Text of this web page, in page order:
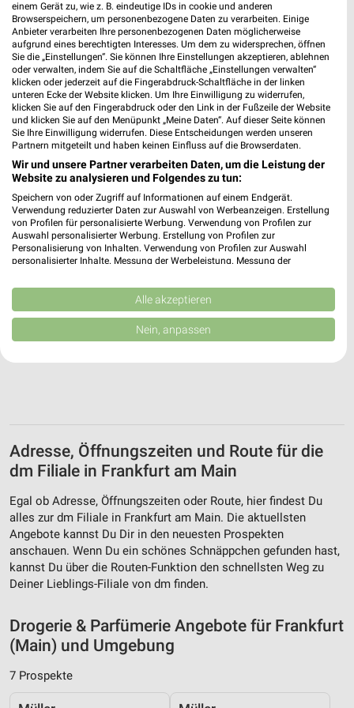
0,57 km
dm Frankfurt am Main
Kaiserstraße 75
60329 Frankfurt am Main
Heute 08:30 - 22:00 Uhr | Geschlossen
0,80 km
Adresse, Öffnungszeiten und Route für die
dm Filiale in Frankfurt am Main
Egal ob Adresse, Öffnungszeiten oder Route, hier findest Du
alles zur dm Filiale in Frankfurt am Main. Die aktuellsten
Angebote kannst Du Dir in den neuesten Prospekten
anschauen. Wenn Du ein schönes Schnäppchen gefunden hast,
kannst Du über die Routen-Funktion den schnellsten Weg zu
Deiner Lieblings-Filiale von dm finden.
Drogerie & Parfümerie Angebote für Frankfurt
(Main) und Umgebung
7 Prospekte
einem Gerät zu, wie z. B. eindeutige IDs in cookie und anderen
Browserspeichern, um personenbezogene Daten zu verarbeiten. Einige
Anbieter verarbeiten Ihre personenbezogenen Daten möglicherweise
aufgrund eines berechtigten Interesses. Um dem zu widersprechen, öffnen
Sie die „Einstellungen“. Sie können Ihre Einstellungen akzeptieren, ablehnen
oder verwalten, indem Sie auf die Schaltfläche „Einstellungen verwalten“
klicken oder jederzeit auf die Fingerabdruck-Schaltfläche in der linken
unteren Ecke der Website klicken. Um Ihre Einwilligung zu widerrufen,
klicken Sie auf den Fingerabdruck oder den Link in der Fußzeile der Website
und klicken Sie auf den Menüpunkt „Meine Daten“. Auf dieser Seite können
Sie Ihre Einwilligung widerrufen. Diese Entscheidungen werden unseren
Partnern mitgeteilt und haben keinen Einfluss auf die Browserdaten.
Wir und unsere Partner verarbeiten Daten, um die Leistung der
Website zu analysieren und Folgendes zu tun:
Speichern von oder Zugriff auf Informationen auf einem Endgerät.
Verwendung reduzierter Daten zur Auswahl von Werbeanzeigen. Erstellung
von Profilen für personalisierte Werbung. Verwendung von Profilen zur
Auswahl personalisierter Werbung. Erstellung von Profilen zur
Personalisierung von Inhalten. Verwendung von Profilen zur Auswahl
personalisierter Inhalte. Messung der Werbeleistung. Messung der
Kombinationen von Daten aus verschiedenen Quellen. Entwicklung und
Verbesserung der Angebote. Verwendung reduzierter Daten zur Auswahl
von Inhalten.
Daten können außerhalb der Europäischen Union weitergegeben und in die
Website/App.
Speichern von oder Zugriff auf Informationen
auf einem Endgerät
Verwendung reduzierter Daten zur Auswahl von
Werbeanzeigen
Erstellung von Profilen für personalisierte
Werbung
Verwendung von Profilen zur Auswahl
Erstellung von Profilen zur Personalisierung
von Inhalten
Verwendung von Profilen zur Auswahl
Alle akzeptieren
Nein, anpassen